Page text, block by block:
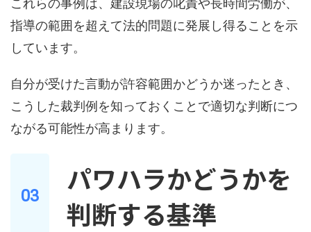
これらの事例は、建設現場の叱責や長時間労働が、
指導の範囲を超えて法的問題に発展し得ることを示
しています。
自分が受けた言動が許容範囲かどうか迷ったとき、
こうした裁判例を知っておくことで適切な判断につ
ながる可能性が高まります。
パワハラかどうかを
判断する基準